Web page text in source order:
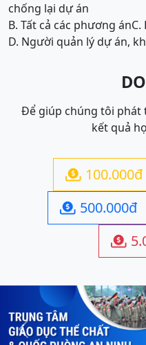
chống lại dự án
B. Tất cả các phương ánC.
D. Người quản lý dự án,
Để giúp chúng tôi phát
kết quả
 100.000đ
 500.000đ

Previous